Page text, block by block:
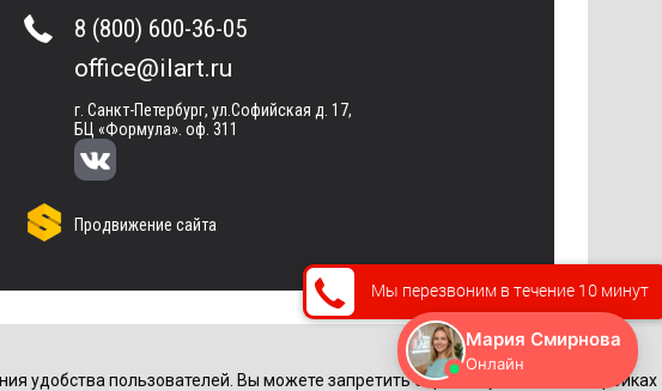
8 (800) 600-36-05
office@ilart.ru
г. Санкт-Петербург, ул.Софийская д. 17,
БЦ «Формула». оф. 311
Продвижение сайта
удобства пользователей. Вы можете запретить обработку cookie в настройках
Мы перезвоним в течение 10 минут